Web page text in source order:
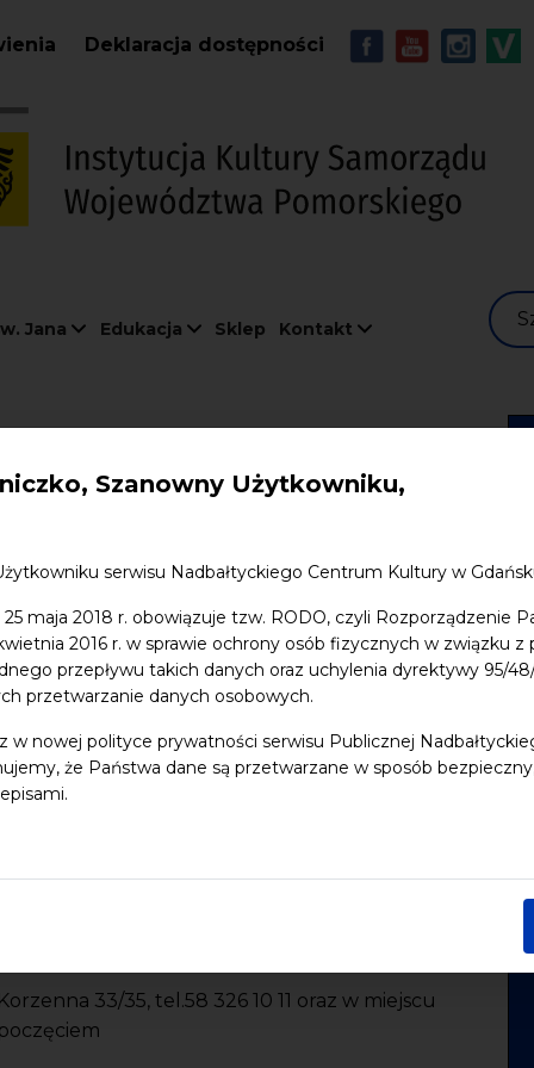
Szanowny Użytkowniku,
serwisu Nadbałtyckiego Centrum Kultury w
maja 2018 r. obowiązuje tzw. RODO, czyli Rozporządzenie
2016 r. w sprawie ochrony osób fizycznych w związku
przepływu takich danych oraz uchylenia dyrektywy 95/
przetwarzanie danych osobowych.
w nowej polityce prywatności serwisu Publicznej
że Państwa dane są przetwarzane w sposób
Deklaracja dostępności MENU -
Jana Edukacja Sklep Kontakt
Św. JANA
Centrum Kultury zapraszają na koncertpod
Gdańska.
- I skrzypce, Józef Kolinek - II skrzypce, Dariusz
g - moll op. 34, Johannes BRAHMS -
33/35, tel.58 326 10 11 oraz w miejscu